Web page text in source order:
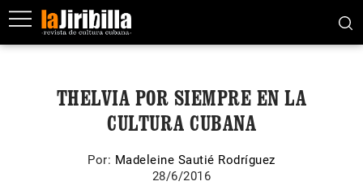
THELVIA POR SIEMPRE EN LA
CULTURA CUBANA
Por: Madeleine Sautié Rodríguez
28/6/2016